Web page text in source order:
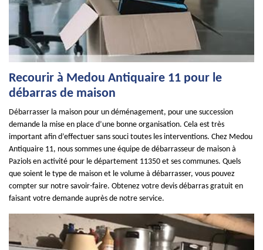
Recourir à Medou Antiquaire 11 pour le
débarras de maison
Débarrasser la maison pour un déménagement, pour une succession
demande la mise en place d’une bonne organisation. Cela est très
important afin d’effectuer sans souci toutes les interventions. Chez Medou
Antiquaire 11, nous sommes une équipe de débarrasseur de maison à
Paziols en activité pour le département 11350 et ses communes. Quels
que soient le type de maison et le volume à débarrasser, vous pouvez
compter sur notre savoir-faire. Obtenez votre devis débarras gratuit en
faisant votre demande auprès de notre service.